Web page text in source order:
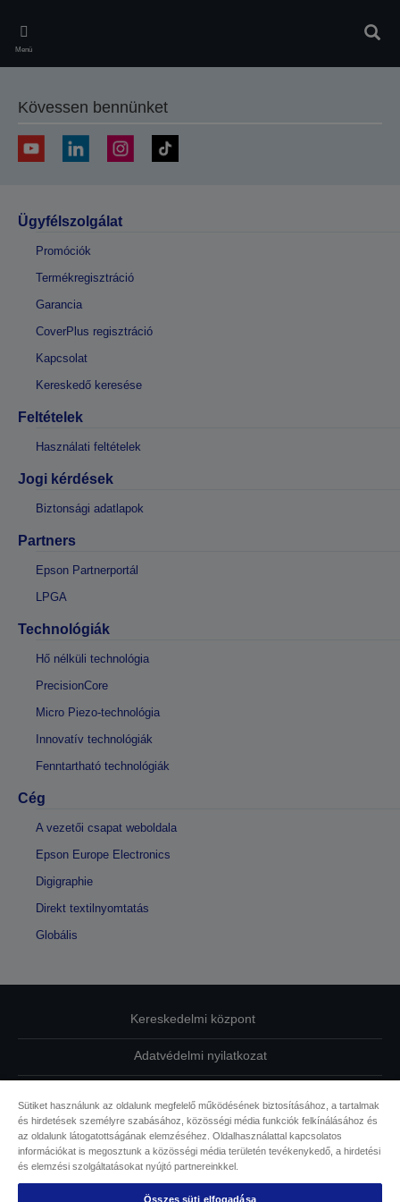
main
content
Menü
Kövessen bennünket
Ügyfélszolgálat
Promóciók
Termékregisztráció
Garancia
CoverPlus regisztráció
Kapcsolat
Kereskedő keresése
Feltételek
Használati feltételek
Jogi kérdések
Biztonsági adatlapok
Partners
Epson Partnerportál
LPGA
Technológiák
Hő nélküli technológia
PrecisionCore
Micro Piezo-technológia
Innovatív technológiák
Fenntartható technológiák
Cég
A vezetői csapat weboldala
Epson Europe Electronics
Digigraphie
Direkt textilnyomtatás
Globális
Kereskedelmi központ
Adatvédelmi nyilatkozat
Kapcsolatfelvétel
Sütikkel kapcsolatos információk
Sütiket használunk az oldalunk megfelelő működésének biztosításához, a tartalmak
és hirdetések személyre szabásához, közösségi média funkciók felkínálásához és
az oldalunk látogatottságának elemzéséhez. Oldalhasználattal kapcsolatos
információkat is megosztunk a közösségi média területén tevékenykedő, a hirdetési
és elemzési szolgáltatásokat nyújtó partnereinkkel.
Összes süti elfogadása